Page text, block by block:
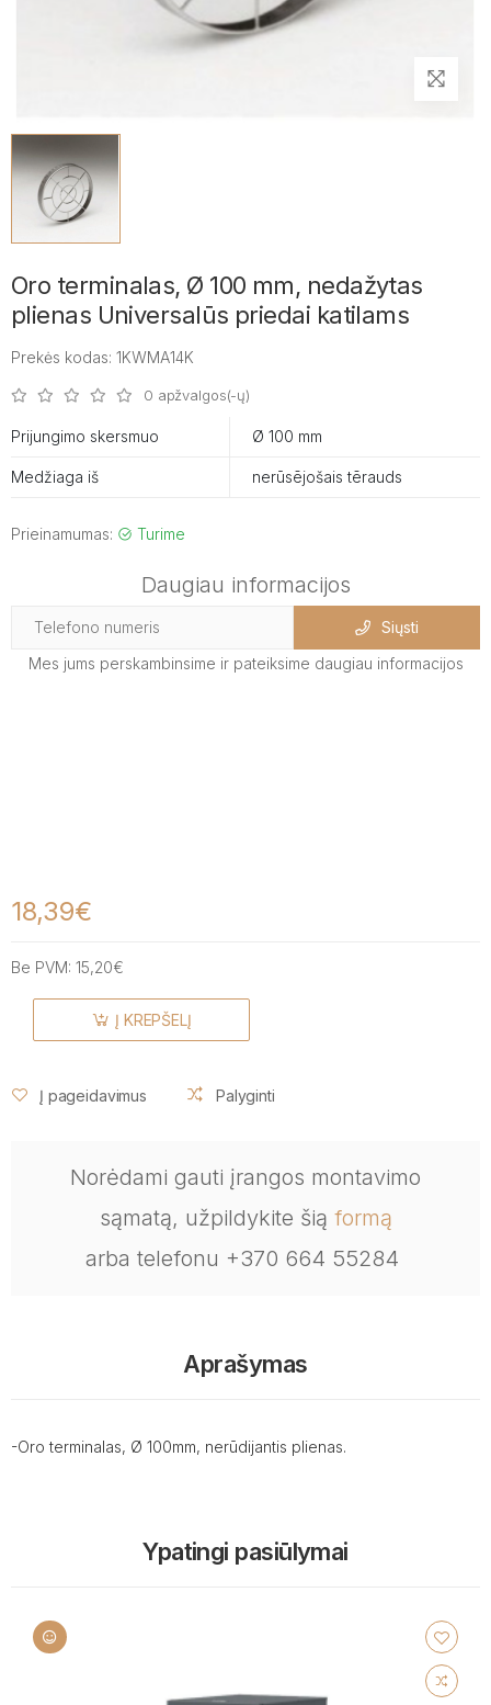
Oro terminalas, Ø 100 mm, nedažytas
plienas Universalūs priedai katilams
Prekės kodas: 1KWMA14K
0 apžvalgos(-ų)
Prijungimo skersmuo Ø 100 mm
Medžiaga iš nerūsējošais tērauds
Prieinamumas: Turime
Daugiau informacijos
Siųsti
Mes jums perskambinsime ir pateiksime daugiau informacijos
18,39€
Be PVM: 15,20€
Į KREPŠELĮ
Į pageidavimus Palyginti
Norėdami gauti įrangos montavimo
sąmatą, užpildykite šią formą
arba telefonu +370 664 55284
Aprašymas
-Oro terminalas, Ø 100mm, nerūdijantis plienas.
Ypatingi pasiūlymai